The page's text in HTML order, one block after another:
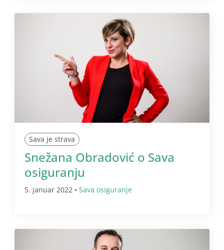
Sava je strava
Snežana Obradović o Sava
osiguranju
5. januar 2022 • Sava osiguranje